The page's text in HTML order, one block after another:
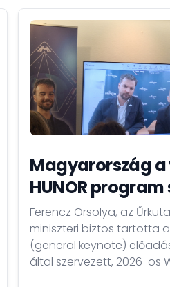
Magyarország
HUNOR program
Ferencz Orsolya, az
miniszteri biztos tartotta
(general keynote)
által szervezett, 2026-os